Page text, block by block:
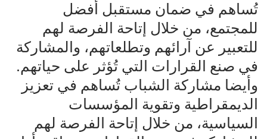
تُساهم في ضمان مستقبل أفضل
للمجتمع، من خلال إتاحة الفرصة لهم
للتعبير عن آرائهم وتطلعاتهم، والمشاركة
في صنع القرارات التي تُؤثر على حياتهم.
وأيضا مشاركة الشباب تُساهم في تعزيز
الديمقراطية وتقوية المؤسسات
السياسية، من خلال إتاحة الفرصة لهم